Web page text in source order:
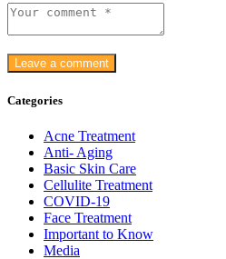
Categories
Acne Treatment
Anti- Aging
Basic Skin Care
Cellulite Treatment
COVID-19
Face Treatment
Important to Know
Media